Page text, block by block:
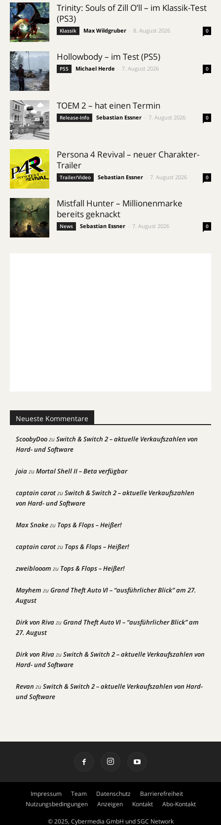
Trinity: Souls of Zill O’ll – im Klassik-Test
(PS3)
Klassik Max Wildgruber 8. August 2026 0
Hollowbody – im Test (PS5)
PS5 Michael Herde 7. August 2026 0
TOEM 2 – hat einen Termin
Release-Info Sebastian Essner 7. August 2026 0
Persona 4 Revival – neuer Charakter-
Trailer
Trailer/Video Sebastian Essner 7. August 2026 0
Mistfall Hunter – Millionenmarke
bereits geknackt
News Sebastian Essner 7. August 2026 0
Neueste Kommentare
ScoobyDoozuSwitch & Switch 2 – aktuelle Verkaufszahlen von
Hard- und Software
joiazuMortal Shell II – Beta verfügbar
captain carotzuSwitch & Switch 2 – aktuelle Verkaufszahlen
von Hard- und Software
Max Snakezu Tops & Flops – Heißer!
captain carotzu Tops & Flops – Heißer!
zweiblooom zu Tops & Flops – Heißer!
Mayhem zuGrand Theft Auto VI – “ausführlicher Blick” am 27.
August
Dirk von RivazuGrand Theft Auto VI – “ausführlicher Blick” am
27. August
Dirk von RivazuSwitch & Switch 2 – aktuelle Verkaufszahlen von
Hard- und Software
Revan zuSwitch & Switch 2 – aktuelle Verkaufszahlen von Hard-
und Software
Impressum Team Datenschutz
Barrierefreiheit
Nutzungsbedingungen
Anzeigen Kontakt Abo-Kontakt
© 2025, Cybermedia GmbH und SGC Network